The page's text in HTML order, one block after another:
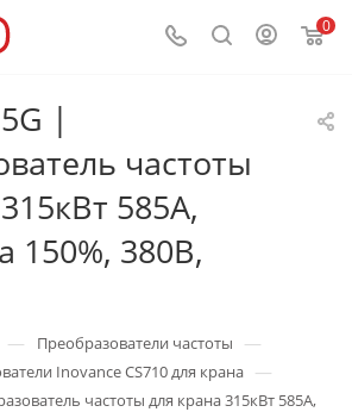
0
|
частоты
585А,
150%, 380B,
— Преобразователи частоты —
Inovance CS710 для крана —
частоты для крана 315кВт 585А,